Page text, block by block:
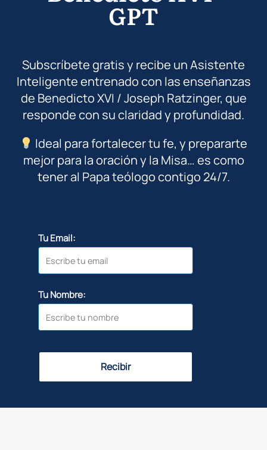
GPT
Subscríbete gratis y recibe un Asistente
Inteligente entrenado con las enseñanzas
de Benedicto XVI / Joseph Ratzinger, que
responde con su claridad y profundidad.
Ideal para fortalecer tu fe, y prepararte
mejor para la oración y la Misa… es como
tener al Papa teólogo contigo 24/7.
Tu Email:
Tu Nombre:
Recibir